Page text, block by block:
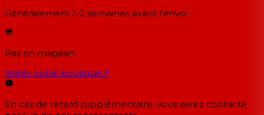
Généralement 1-2 semaines avant l'envoi
Pas en magasin
Visiter notre boutique↗
En cas de retard supplémentaire, vous serez contacté